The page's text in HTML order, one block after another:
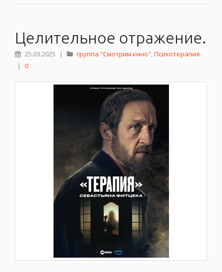
Целительное отражение.
25.03.2025 | группа "Смотрим кино",Психотерапия
|
0